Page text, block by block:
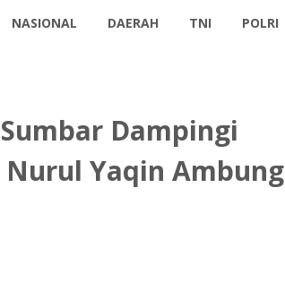
NASIONAL DAERAH TNI POLRI
Dampingi
Nurul Yaqin Ambung